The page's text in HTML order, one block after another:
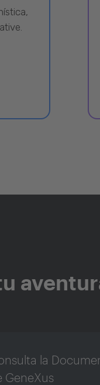
la
GeneXus